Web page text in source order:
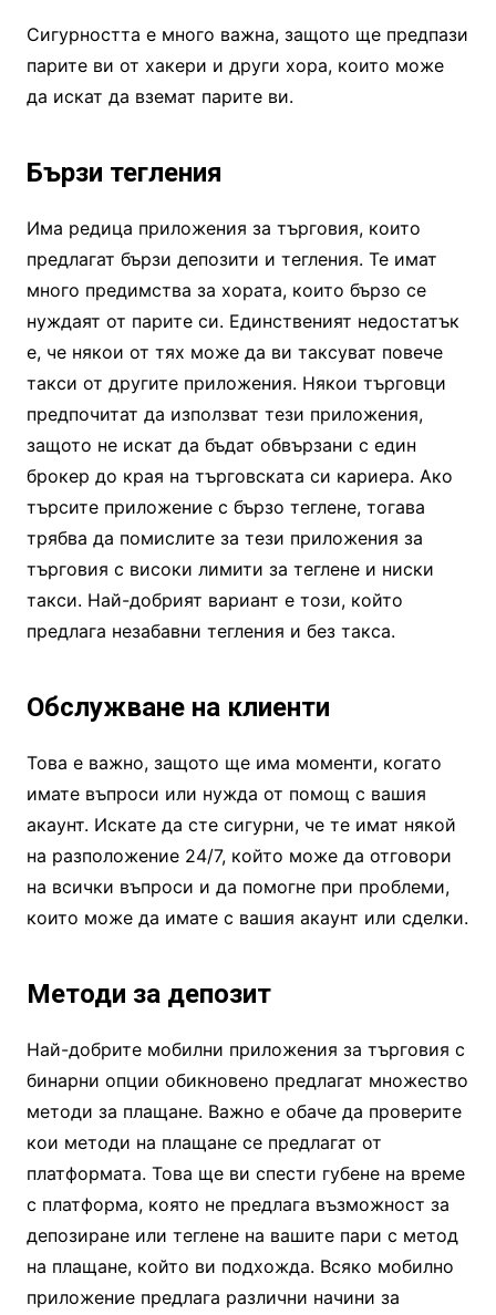
Сигурността е много важна, защото ще предпази
парите ви от хакери и други хора, които може
да искат да вземат парите ви.
Бързи тегления
Има редица приложения за търговия, които
предлагат бързи депозити и тегления. Те имат
много предимства за хората, които бързо се
нуждаят от парите си. Единственият недостатък
е, че някои от тях може да ви таксуват повече
такси от другите приложения. Някои търговци
предпочитат да използват тези приложения,
защото не искат да бъдат обвързани с един
брокер до края на търговската си кариера. Ако
търсите приложение с бързо теглене, тогава
трябва да помислите за тези приложения за
търговия с високи лимити за теглене и ниски
такси. Най-добрият вариант е този, който
предлага незабавни тегления и без такса.
Обслужване на клиенти
Това е важно, защото ще има моменти, когато
имате въпроси или нужда от помощ с вашия
акаунт. Искате да сте сигурни, че те имат някой
на разположение 24/7, който може да отговори
на всички въпроси и да помогне при проблеми,
които може да имате с вашия акаунт или сделки.
Методи за депозит
Най-добрите мобилни приложения за търговия с
бинарни опции обикновено предлагат множество
методи за плащане. Важно е обаче да проверите
кои методи на плащане се предлагат от
платформата. Това ще ви спести губене на време
с платформа, която не предлага възможност за
депозиране или теглене на вашите пари с метод
на плащане, който ви подхожда. Всяко мобилно
приложение предлага различни начини за